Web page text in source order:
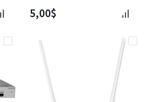
5,00$